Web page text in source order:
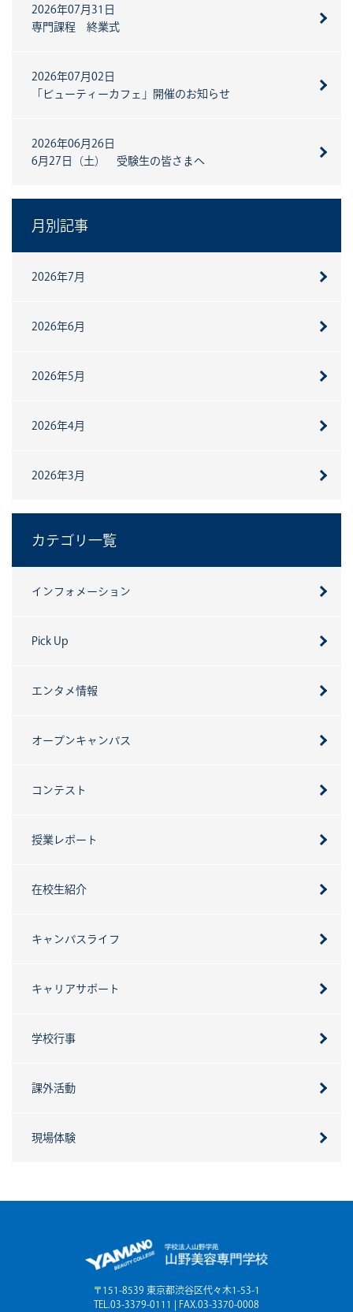
2026年07月31日
専門課程 終業式
2026年07月02日
「ビューティーカフェ」開催のお知らせ
2026年06月26日
6月27日（土） 受験生の皆さまへ
月別記事
2026年7月
2026年6月
2026年5月
2026年4月
2026年3月
カテゴリ一覧
インフォメーション
Pick Up
エンタメ情報
オープンキャンパス
コンテスト
授業レポート
在校生紹介
キャンパスライフ
キャリアサポート
学校行事
課外活動
現場体験
〒151-8539 東京都渋谷区代々木1-53-1
TEL.03-3379-0111 | FAX.03-3370-0008